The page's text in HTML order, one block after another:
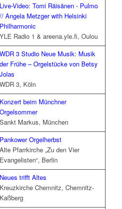
Live-Video: Tomi Räisänen - Pulmo
// Angela Metzger with Helsinki
Philharmonic
YLE Radio 1 & areena.yle.fi, Oulou
WDR 3 Studio Neue Musik: Musik
der Frühe – Orgelstücke von Betsy
Jolas
WDR 3, Köln
Konzert beim Münchner
Orgelsommer
Sankt Markus, München
Pankower Orgelherbst
Alte Pfarrkirche „Zu den Vier
Evangelisten“, Berlin
Neues trifft Altes
Kreuzkirche Chemnitz, Chemnitz-
Kaßberg